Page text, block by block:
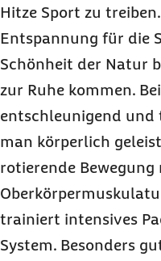
Hitze Sport zu
Entspannung für die
Schönheit der Natur
zur Ruhe kommen.
entschleunigend und
man körperlich
rotierende
trainiert intensives
System. Besonders